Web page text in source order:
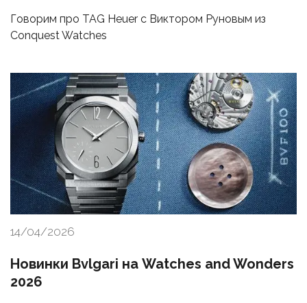
Говорим про TAG Heuer с Виктором Руновым из
Conquest Watches
14/04/2026
Новинки Bvlgari на Watches and Wonders
2026